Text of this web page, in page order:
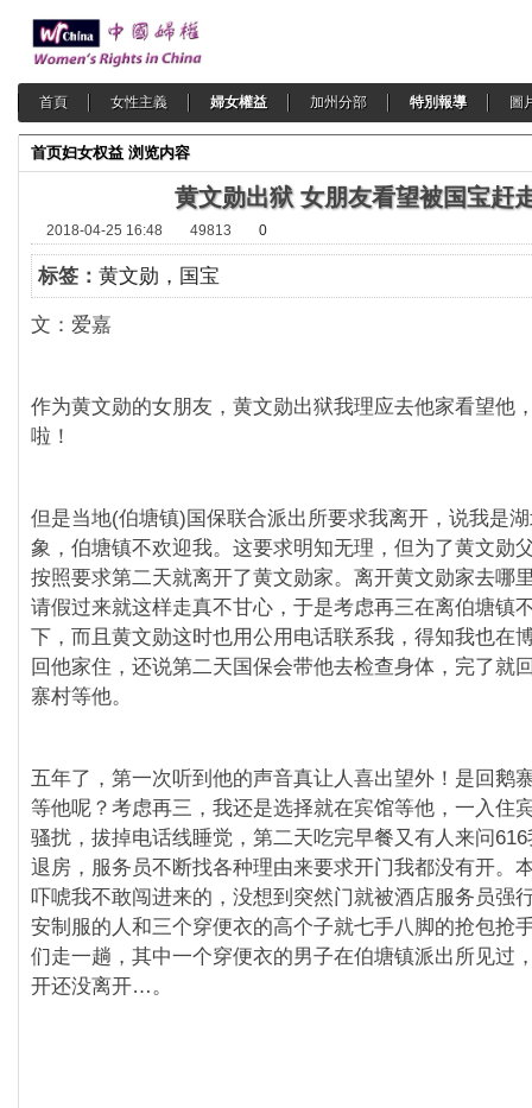
首頁 女性主義 婦女權益 加州分部 特別報導 圖
首页妇女权益 浏览内容
黄文勋出狱 女朋友看望被国宝赶
2018-04-25 16:48 49813 0
标签： 黄文勋，国宝
文：爱嘉
作为黄文勋的女朋友，黄文勋出狱我理应去他家看望他
啦！
但是当地(伯塘镇)国保联合派出所要求我离开，说我是
象，伯塘镇不欢迎我。这要求明知无理，但为了黄文勋
按照要求第二天就离开了黄文勋家。离开黄文勋家去哪
请假过来就这样走真不甘心，于是考虑再三在离伯塘镇
下，而且黄文勋这时也用公用电话联系我，得知我也在
回他家住，还说第二天国保会带他去检查身体，完了就
寨村等他。
五年了，第一次听到他的声音真让人喜出望外！是回鹅
等他呢？考虑再三，我还是选择就在宾馆等他，一入住
骚扰，拔掉电话线睡觉，第二天吃完早餐又有人来问
退房，服务员不断找各种理由来要求开门我都没有开。
吓唬我不敢闯进来的，没想到突然门就被酒店服务员强
安制服的人和三个穿便衣的高个子就七手八脚的抢包抢
们走一趟，其中一个穿便衣的男子在伯塘镇派出所见过
开还没离开…。